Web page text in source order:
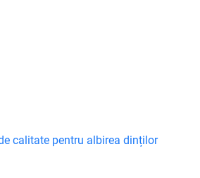
calitate pentru albirea dinților